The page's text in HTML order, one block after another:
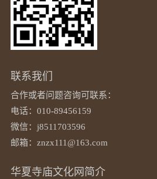
联系我们
合作或者问题咨询可联系：
电话：010-89456159
微信：j8511703596
邮箱：znzx111@163.com
华夏寺庙文化网简介